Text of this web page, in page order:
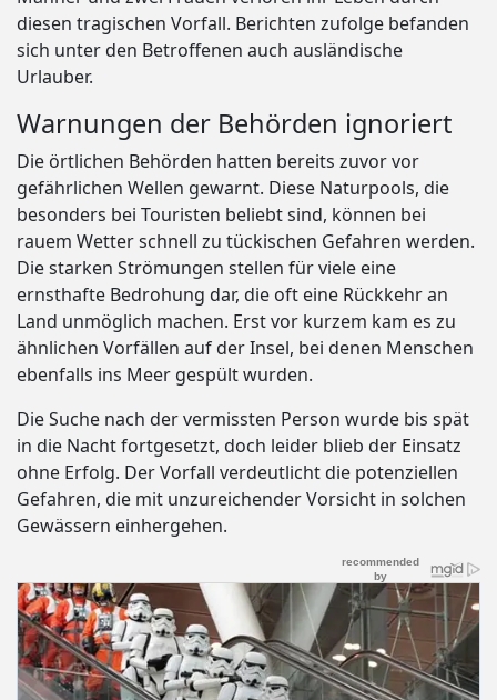
diesen tragischen Vorfall. Berichten zufolge befanden
sich unter den Betroffenen auch ausländische
Urlauber.
Warnungen der Behörden ignoriert
Die örtlichen Behörden hatten bereits zuvor vor
gefährlichen Wellen gewarnt. Diese Naturpools, die
besonders bei Touristen beliebt sind, können bei
rauem Wetter schnell zu tückischen Gefahren werden.
Die starken Strömungen stellen für viele eine
ernsthafte Bedrohung dar, die oft eine Rückkehr an
Land unmöglich machen. Erst vor kurzem kam es zu
ähnlichen Vorfällen auf der Insel, bei denen Menschen
ebenfalls ins Meer gespült wurden.
Die Suche nach der vermissten Person wurde bis spät
in die Nacht fortgesetzt, doch leider blieb der Einsatz
ohne Erfolg. Der Vorfall verdeutlicht die potenziellen
Gefahren, die mit unzureichender Vorsicht in solchen
Gewässern einhergehen.